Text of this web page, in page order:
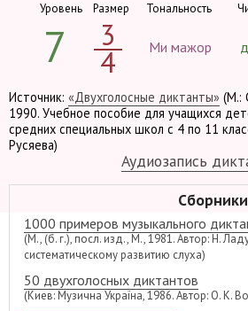
Уровень
7
Размер
3
4
Тональность
Ми мажор
Источник: «Двухголосные диктанты» (М.:
1990. Учебное пособие для учащихся
средних специальных школ с 4 по 11
Русяева)
Аудиозапись
Сборники
1000 примеров музыкального
(М., (б. г.), посл. изд., М., 1981. Автор: Н.
систематическому развитию слуха)
50 двухголосных диктантов
(Киев: Музична Україна, 1986. Автор: О. К.